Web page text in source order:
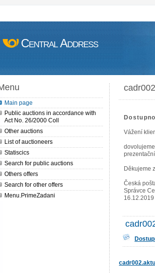
Central Address
Main page
Public auctions in accordance with
Act No. 26/2000 Coll
Other auctions
List of auctioneers
Statiscics
Search for public auctions
Others offers
Search for other offers
Menu.PrimeZadani
Vážení
Děkujeme
Česká
Správce
16.12.2019